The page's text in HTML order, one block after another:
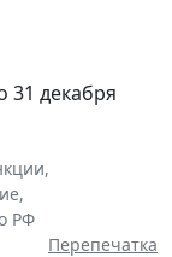
31 декабря
,
,
РФ
Перепечатка